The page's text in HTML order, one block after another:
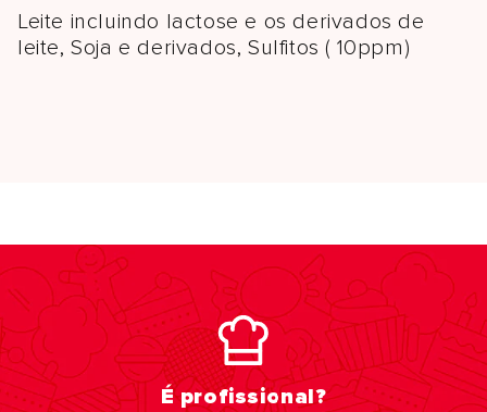
Leite incluindo lactose e os derivados de
leite, Soja e derivados, Sulfitos ( 10ppm)
É profissional?